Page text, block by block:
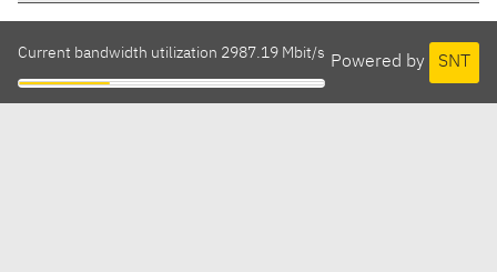
Powered by SNT
Current bandwidth utilization 2987.19 Mbit/s